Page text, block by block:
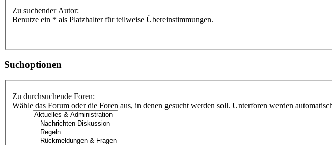
Zu suchender Autor:
Benutze ein * als Platzhalter für teilweise Übereinstimmungen.
Suchoptionen
Zu durchsuchende Foren:
Wähle das Forum oder die Foren aus, in denen gesucht werden soll. Unterforen werden